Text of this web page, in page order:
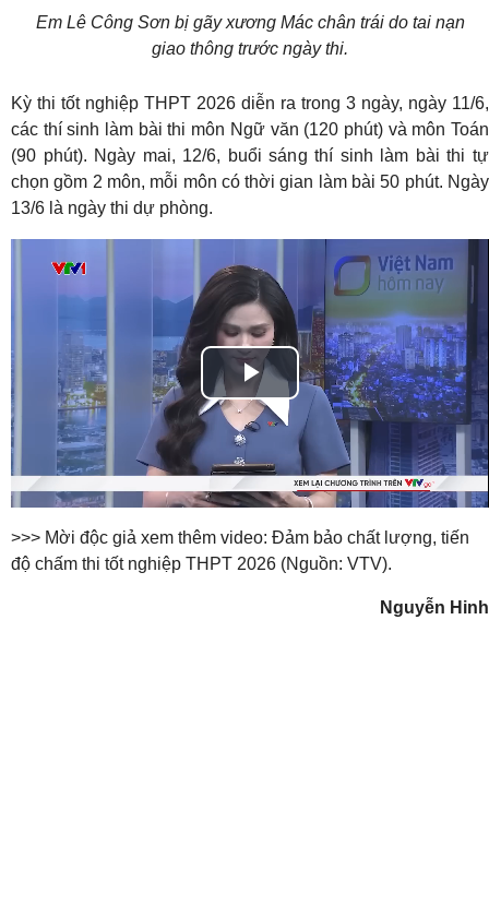
Em Lê Công Sơn bị gãy xương Mác chân trái do tai nạn
giao thông trước ngày thi.
Kỳ thi tốt nghiệp THPT 2026 diễn ra trong 3 ngày, ngày 11/6,
các thí sinh làm bài thi môn Ngữ văn (120 phút) và môn Toán
(90 phút). Ngày mai, 12/6, buổi sáng thí sinh làm bài thi tự
chọn gồm 2 môn, mỗi môn có thời gian làm bài 50 phút. Ngày
13/6 là ngày thi dự phòng.
Play
Video
>>> Mời độc giả xem thêm video: Đảm bảo chất lượng, tiến
độ chấm thi tốt nghiệp THPT 2026 (Nguồn: VTV).
Nguyễn Hinh